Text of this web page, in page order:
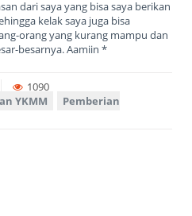
dari saya yang bisa saya berikan
kelak saya juga bisa
orang yang kurang mampu dan
besarnya. Aamiin *
1090
YKMM
Pemberian